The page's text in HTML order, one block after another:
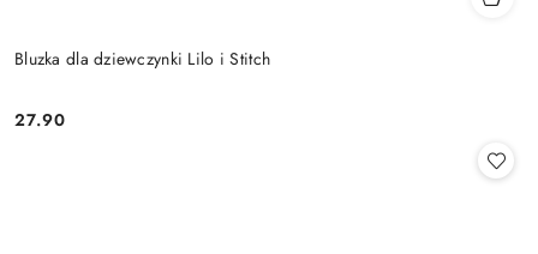
Bluzka dla dziewczynki Lilo i Stitch
Cena:
27.90